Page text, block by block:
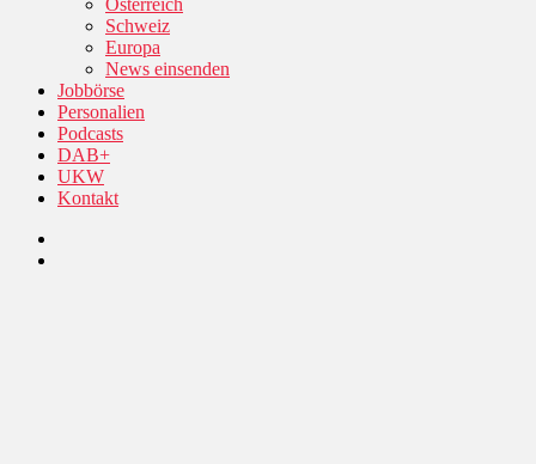
Schweiz
Europa
News einsenden
Jobbörse
Personalien
Podcasts
DAB+
UKW
Kontakt